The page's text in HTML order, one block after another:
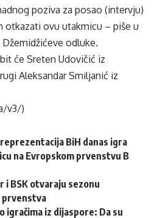
poziva za posao (intervju)
otkazati ovu utakmicu – piše u
odluke.
će Sreten Udovičić iz
Aleksandar Smiljanić iz
v3/)
BiH danas igra
na Evropskom prvenstvu B
i BSK otvaraju sezonu
prvenstva
igračima iz dijaspore: Da su